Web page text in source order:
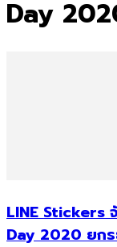
Day
LINE Stickers
Day 2020 ยกร